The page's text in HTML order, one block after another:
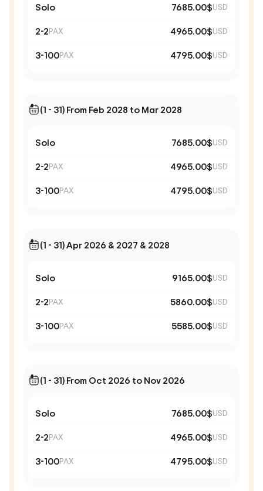
Solo 7685.00$USD
2-2PAX 4965.00$USD
3-100PAX 4795.00$USD
(1 - 31) From Feb 2028 to Mar 2028
Solo 7685.00$USD
2-2PAX 4965.00$USD
3-100PAX 4795.00$USD
(1 - 31) Apr 2026 & 2027 & 2028
Solo 9165.00$USD
2-2PAX 5860.00$USD
3-100PAX 5585.00$USD
(1 - 31) From Oct 2026 to Nov 2026
Solo 7685.00$USD
2-2PAX 4965.00$USD
3-100PAX 4795.00$USD